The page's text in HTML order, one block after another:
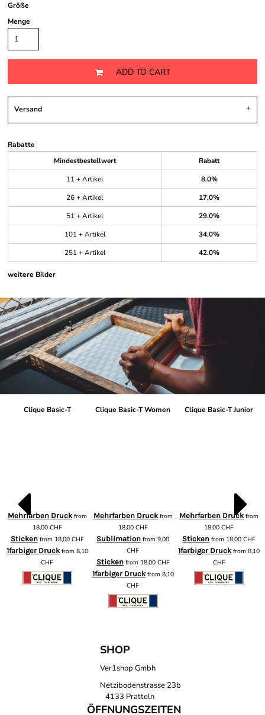
Größe
Menge
ADD TO CART
Versand
Rabatte
Mindestbestellwert
Rabatt
11 + Artikel
8.0%
26 + Artikel
17.0%
51 + Artikel
29.0%
101 + Artikel
34.0%
251 + Artikel
42.0%
weitere Bilder
Clique Basic-T
Mehrfarben Druckfrom
18,00 CHF
Stickenfrom 18,00 CHF
1farbiger Druckfrom 8,10
CHF
Clique Basic-T Women
Mehrfarben Druckfrom
18,00 CHF
Sublimation from9,00
CHF
Stickenfrom 18,00 CHF
1farbiger Druckfrom 8,10
CHF
Clique Basic-T Junior
Mehrfarben Druckfrom
18,00CHF
Sticken from 18,00CHF
1farbiger Druckfrom8,10
CHF
SHOP
Ver1shop Gmbh
Netzibodenstrasse 23b
4133 Pratteln
ÖFFNUNGSZEITEN